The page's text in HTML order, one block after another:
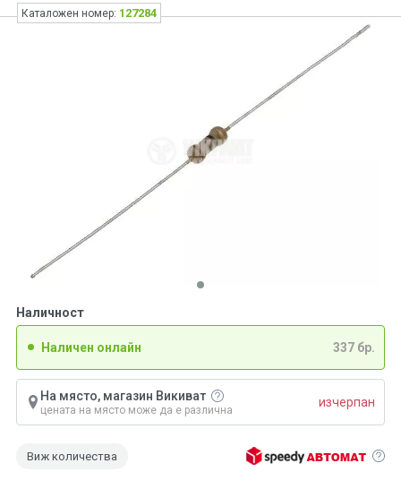
Наличност
Наличен онлайн 337 бр.
На място, магазин Викиват
цената на място може да е различна
изчерпан
Виж количества
Каталожен номер: 127284